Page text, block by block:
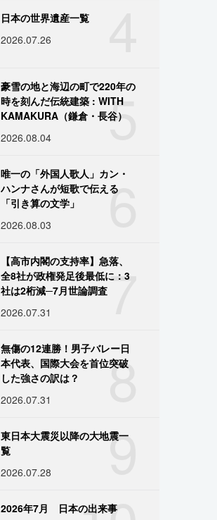
日本の世界遺産一覧
2026.07.26
5
豪雪の地と海辺の町で220年の
時を刻んだ伝統建築 : WITH
KAMAKURA（鎌倉・長谷）
2026.08.04
6
唯一の「外国人歌人」カン・
ハンナさんが短歌で伝える
「引き算の文学」
2026.08.03
7
【高市内閣の支持率】急落、
全8社が政権発足後最低に：3
社は2桁減─7月世論調査
2026.07.31
8
無傷の12連勝！男子バレー日
本代表、国際大会を首位突破
した強さの訳は？
2026.07.31
9
東日本大震災以降の大地震一
覧
2026.07.28
2026年7月 日本の出来事